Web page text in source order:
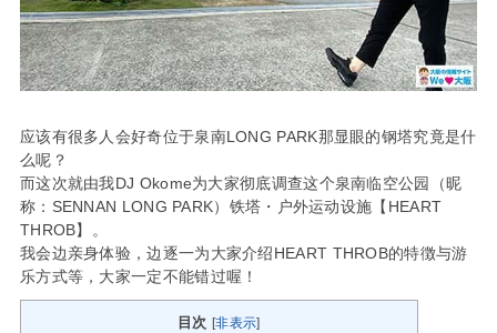
应该有很多人会好奇位于泉南LONG PARK那显眼的钢塔究竟是什
么呢？
而这次就由我DJ Okome为大家彻底调查这个泉南临空公园（昵
称：SENNAN LONG PARK）铁塔・户外运动设施【HEART
THROB】。
我会边亲身体验，边逐一为大家介绍HEART THROB的特徴与游
乐方式等，大家一定不能错过喔！
目次 [非表示]